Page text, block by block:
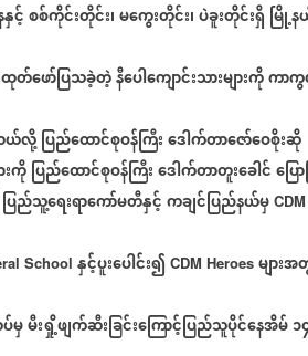
င့်စစ်ကိုင်းတိုင်း၊မကွေးတိုင်း၊ပဲခူးတိုင်းရှိ မြို့န
တ်ဖော်ပြသခဲ့တဲ့နီပေါကျောင်းသားများကိုကာကွ
ယ်လို့ပြည်ထောင်စုဝန်ကြီးဒေါက်တာဇော်ဝေစိုးဆို
းကိုပြည်ထောင်စုဝန်ကြီးဒေါက်တာတူးခေါင်ပြေ
ပြည်သူ့ရေးရာကော်မတီနှင့်ကချင်ပြည်နယ်မှ CDM
School နှင့်ပူးပေါင်း၍ CDM Heroes များ
မှမီးရှို့ဖျက်ဆီးခြင်းကြောင့်ပြည်သူပိုင်နေအိမ်၁